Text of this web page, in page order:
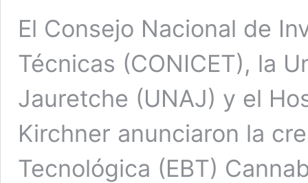
El Consejo Nacional de
Técnicas (CONICET), la
Jauretche (UNAJ) y el
Kirchner anunciaron la
Tecnológica (EBT)